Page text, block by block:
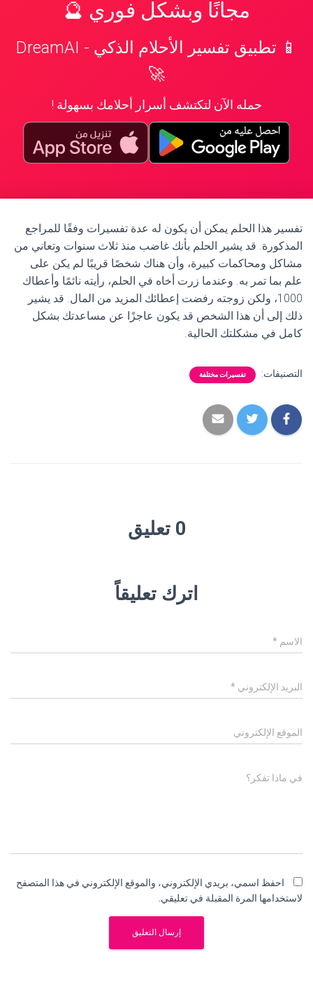
مجانًا وبشكل فوري 🔮
📱 تطبيق تفسير الأحلام الذكي - DreamAI
🚀
حمله الآن لتكتشف أسرار أحلامك بسهولة !
تفسير هذا الحلم يمكن أن يكون له عدة تفسيرات وفقًا للمراجع
المذكورة. قد يشير الحلم بأنك غاضب منذ ثلاث سنوات وتعاني من
مشاكل ومحاكمات كبيرة، وأن هناك شخصًا قريبًا لم يكن على
علم بما تمر به. وعندما زرت أخاه في الحلم، رأيته نائمًا وأعطاك
1000، ولكن زوجته رفضت إعطائك المزيد من المال. قد يشير
ذلك إلى أن هذا الشخص قد يكون عاجزًا عن مساعدتك بشكل
كامل في مشكلتك الحالية.
التصنيفات: تفسيرات مختلفة
0 تعليق
اترك تعليقاً
الاسم *
البريد الإلكتروني *
الموقع الإلكتروني
في ماذا تفكر؟
احفظ اسمي، بريدي الإلكتروني، والموقع الإلكتروني في هذا المتصفح
لاستخدامها المرة المقبلة في تعليقي.